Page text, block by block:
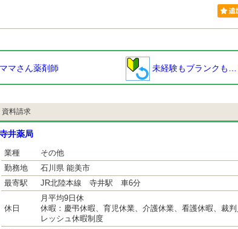
マさん薬剤師 未経験もブランクも…
料請求
井薬局
業種
その他
勤務地
石川県 能美市
最寄駅
JR北陸本線 寺井駅 車6分
休日
月平均9日休
休暇：慶弔休暇、育児休業、介護休業、看護休暇、裁
レッシュ休暇制度